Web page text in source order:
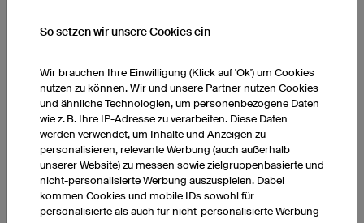
dem Ökotex- oder Bluesign-Label.
Energie effektiv nutzen
Unsere lichtdurchfluteten und gut wärmegedämmten
So setzen wir unsere Cookies ein
Wir brauchen Ihre Einwilligung (Klick auf 'Ok') um Cookies
nutzen zu können. Wir und unsere Partner nutzen Cookies
und ähnliche Technologien, um personenbezogene Daten
wie z. B. Ihre IP-Adresse zu verarbeiten. Diese Daten
werden verwendet, um Inhalte und Anzeigen zu
personalisieren, relevante Werbung (auch außerhalb
unserer Website) zu messen sowie zielgruppenbasierte und
nicht-personalisierte Werbung auszuspielen. Dabei
kommen Cookies und mobile IDs sowohl für
personalisierte als auch für nicht-personalisierte Werbung